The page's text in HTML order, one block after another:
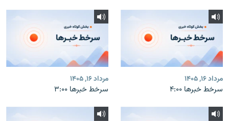
مرداد ۱۶, ۱۴۰۵
سرخط خبرها ۴:۰۰
مرداد ۱۶, ۱۴۰۵
سرخط خبرها ۳:۰۰